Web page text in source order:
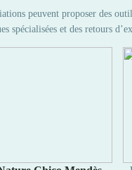
peuvent proposer des
spécialisées et des retours